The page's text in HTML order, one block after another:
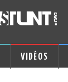
VIDÉOS